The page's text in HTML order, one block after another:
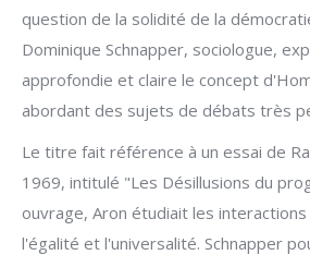
question de la solidité de la
Dominique Schnapper, sociologue,
approfondie et claire le concept
abordant des sujets de débats très
Le titre fait référence à un essai de
1969, intitulé "Les Désillusions du
ouvrage, Aron étudiait les
l'égalité et l'universalité. Schnapper